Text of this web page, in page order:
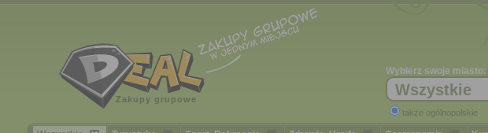
Zakupy grupowe
Wybierz swoje miasto:
Wszystkie
także ogólnopolskie